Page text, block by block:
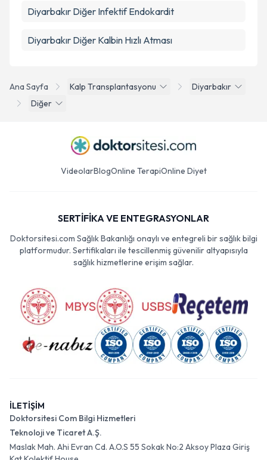
Ana Sayfa Kalp Transplantasyonu
Diyarbakır
Diğer
Diyarbakır Diğer Infektif Endokardit
Diyarbakır Diğer Kalbin Hızlı Atması
VideolarBlogOnline TerapiOnline Diyet
SERTİFİKA VE ENTEGRASYONLAR
Doktorsitesi.com Sağlık Bakanlığı onaylı ve entegreli bir sağlık bilgi
platformudur. Sertifikaları ile tescillenmiş güvenilir altyapısıyla
sağlık hizmetlerine erişim sağlar.
İLETİŞİM
Doktorsitesi Com Bilgi Hizmetleri
Teknoloji ve Ticaret A.Ş.
Maslak Mah. Ahi Evran Cd. A.O.S 55 Sokak No:2 Aksoy Plaza Giriş